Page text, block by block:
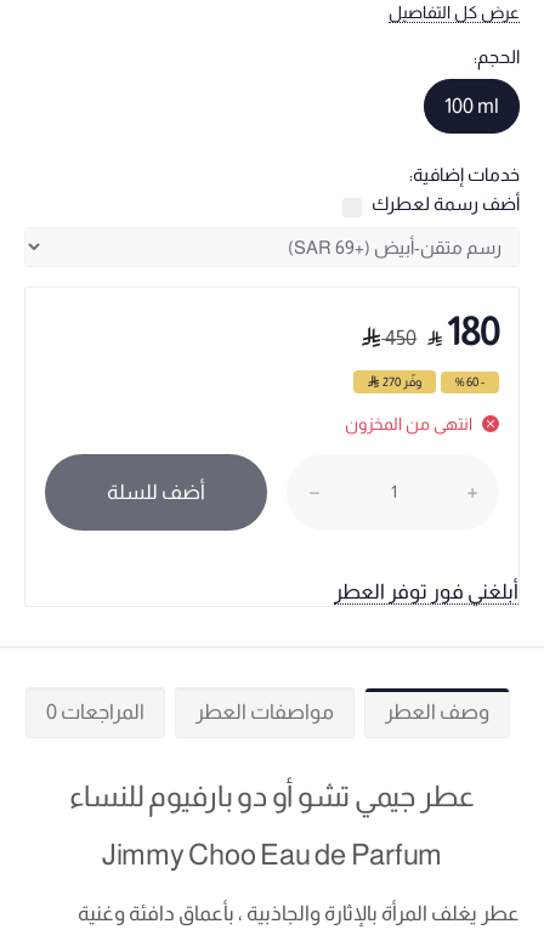
عرض كل التفاصيل
الحجم:
100 ml
خدمات إضافية:
أضف رسمة لعطرك
180
450
- 60 % وفّر 270
انتهى من المخزون
أضف للسلة
أبلغني فور توفر العطر
وصف العطر مواصفات العطر المراجعات 0
عطر جيمي تشو أو دو بارفيوم للنساء
Jimmy Choo Eau de Parfum
عطر يغلف المرأة بالإثارة والجاذبية ، بأعماق دافئة وغنية